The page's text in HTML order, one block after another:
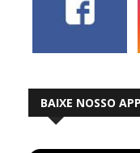
BAIXE NOSSO APP